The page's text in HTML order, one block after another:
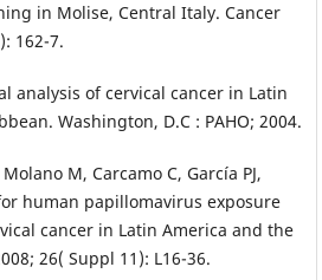
in Molise, Central Italy. Cancer
162-7.
analysis of cervical cancer in Latin
Washington, D.C : PAHO; 2004.
M, Carcamo C, García PJ,
human papillomavirus exposure
cancer in Latin America and the
26( Suppl 11): L16-36.